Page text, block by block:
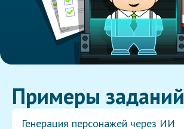
Примеры заданий
Генерация персонажей через ИИ